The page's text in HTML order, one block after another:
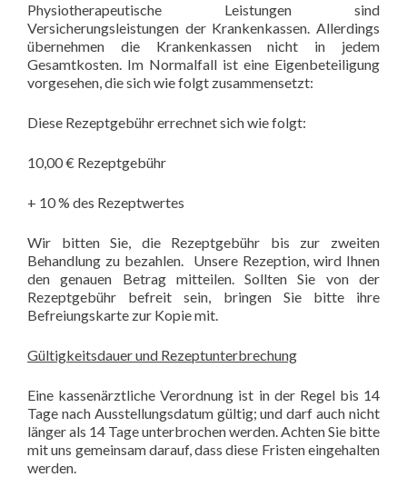
Physiotherapeutische Leistungen sind
Versicherungsleistungen der Krankenkassen. Allerdings
übernehmen die Krankenkassen nicht in jedem
Gesamtkosten. Im Normalfall ist eine Eigenbeteiligung
vorgesehen, die sich wie folgt zusammensetzt:
Diese Rezeptgebühr errechnet sich wie folgt:
10,00 € Rezeptgebühr
+ 10 % des Rezeptwertes
Wir bitten Sie, die Rezeptgebühr bis zur zweiten
Behandlung zu bezahlen. Unsere Rezeption, wird Ihnen
den genauen Betrag mitteilen. Sollten Sie von der
Rezeptgebühr befreit sein, bringen Sie bitte ihre
Befreiungskarte zur Kopie mit.
Gültigkeitsdauer und Rezeptunterbrechung
Eine kassenärztliche Verordnung ist in der Regel bis 14
Tage nach Ausstellungsdatum gültig; und darf auch nicht
länger als 14 Tage unterbrochen werden. Achten Sie bitte
mit uns gemeinsam darauf, dass diese Fristen eingehalten
werden.